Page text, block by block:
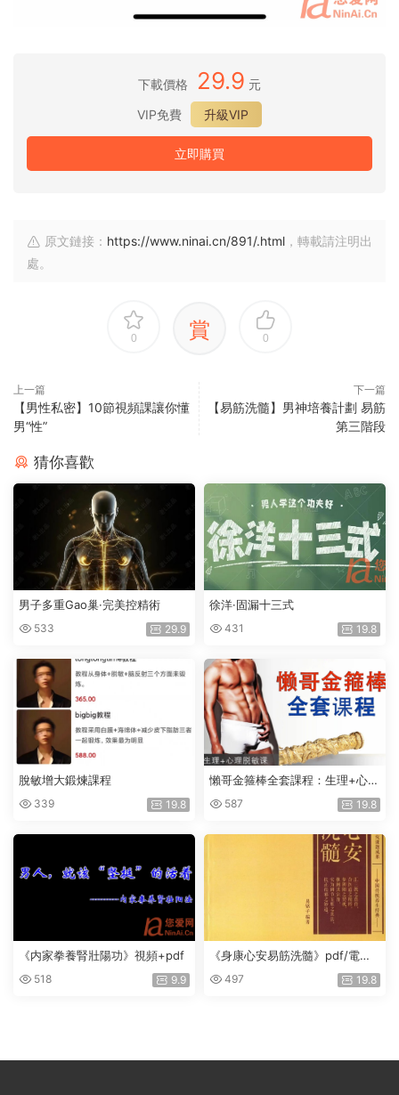
下載價格 29.9 元
VIP免費
升級VIP
立即購買
原文鏈接： https://www.ninai.cn/891/.html ，轉載請注明出
處。
0 賞 0
上一篇
【男性私密】10節視頻課讓你懂
男“性”
下一篇
【易筋洗髓】男神培養計劃 易筋
第三階段
猜你喜歡
男子多重Gao巢·完美控精術
533 29.9
徐洋·固漏十三式
431 19.8
脫敏增大鍛煉課程
339 19.8
懶哥金箍棒全套課程：生理+心理
脫敏課
587 19.8
《内家拳養腎壯陽功》視頻+pdf
518 9.9
《身康心安易筋洗髓》pdf/電子
版 497 19.8